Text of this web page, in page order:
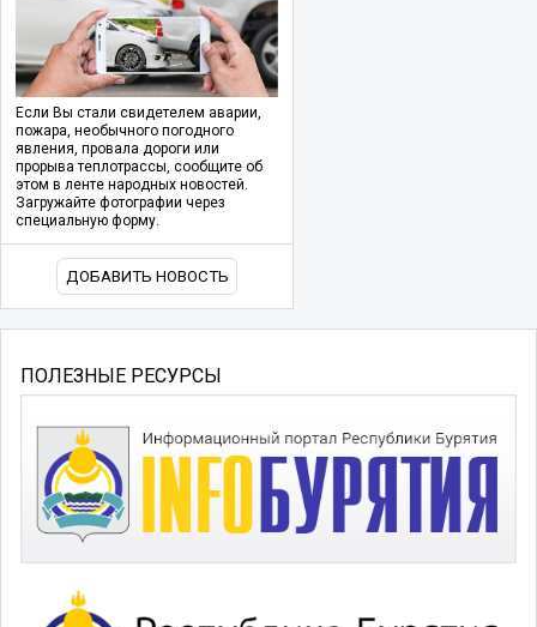
Если Вы стали свидетелем аварии,
пожара, необычного погодного
явления, провала дороги или
прорыва теплотрассы, сообщите об
этом в ленте народных новостей.
Загружайте фотографии через
специальную форму.
ДОБАВИТЬ НОВОСТЬ
ПОЛЕЗНЫЕ РЕСУРСЫ